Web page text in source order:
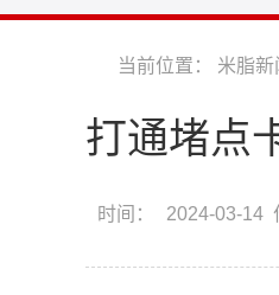
当前位置： 米脂
打通堵点
时间： 2024-03-14